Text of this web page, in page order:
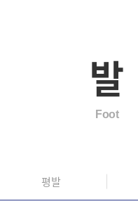
발
Foot
평발